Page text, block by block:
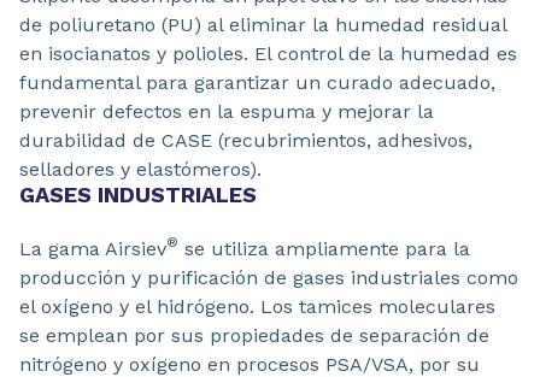
de poliuretano (PU) al eliminar la humedad residual
en isocianatos y polioles. El control de la humedad es
fundamental para garantizar un curado adecuado,
prevenir defectos en la espuma y mejorar la
durabilidad de CASE (recubrimientos, adhesivos,
selladores y elastómeros).
GASES INDUSTRIALES
La gama Airsiev® se utiliza ampliamente para la
producción y purificación de gases industriales como
el oxígeno y el hidrógeno. Los tamices moleculares
se emplean por sus propiedades de separación de
nitrógeno y oxígeno en procesos PSA/VSA, por su